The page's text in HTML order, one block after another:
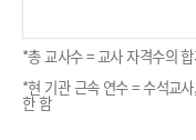
*총 교사수 = 교사 자격수의
*현 기관 근속 연수 = 수석교
한 함